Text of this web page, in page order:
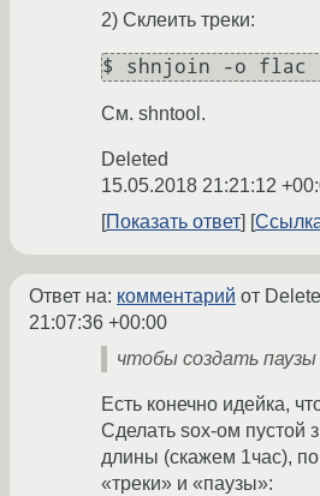
2) Склеить треки:
См. shntool.
Deleted
15.05.2018 21:21:12
Показать ответ
Ответ на: комментарий от
21:07:36 +00:00
чтобы создать паузы
Есть конечно идейка,
Сделать sox-ом пустой
длины (скажем 1час),
«треки» и «паузы»: